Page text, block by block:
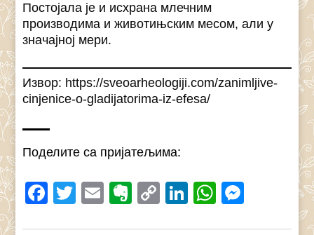
Постојала је и исхрана млечним
производима и животињским месом, али у
значајној мери.
Извор: https://sveoarheologiji.com/zanimljive-
cinjenice-o-gladijatorima-iz-efesa/
Поделите са пријатељима:
Facebook
Twitter
EmailEvernote
CopyLinkedIn